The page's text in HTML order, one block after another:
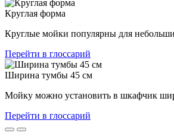
Круглая форма
Круглые мойки популярны для
Перейти в глоссарий
Ширина тумбы 45 см
Мойку можно установить в шкафчик
Перейти в глоссарий